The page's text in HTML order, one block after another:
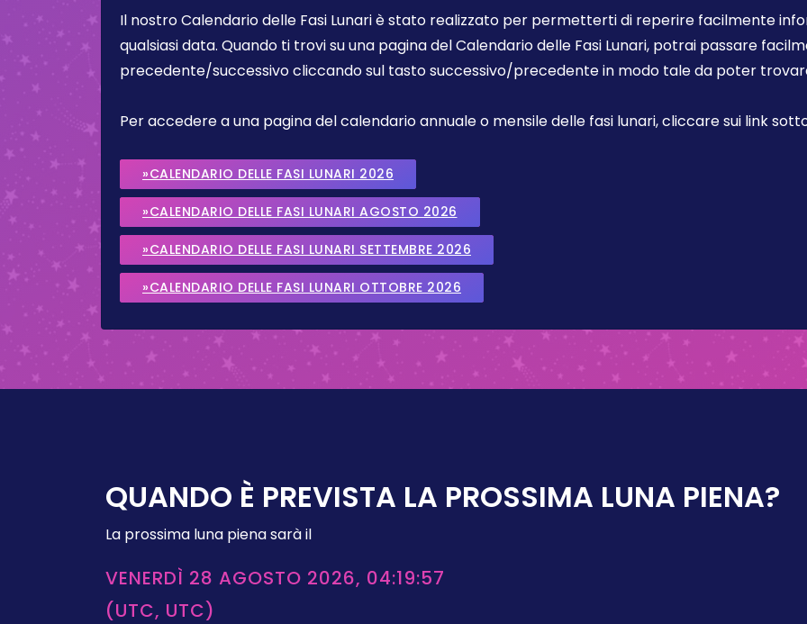
Il nostro Calendario delle Fasi Lunari è stato realizzato per permetterti di reperire facilmente
qualsiasi data. Quando ti trovi su una pagina del Calendario delle Fasi Lunari, potrai passare
precedente/successivo cliccando sul tasto successivo/precedente in modo tale da poter
Per accedere a una pagina del calendario annuale o mensile delle fasi lunari, cliccare sui link
»CALENDARIO DELLE FASI LUNARI 2026
»CALENDARIO DELLE FASI LUNARI AGOSTO 2026
»CALENDARIO DELLE FASI LUNARI SETTEMBRE 2026
»CALENDARIO DELLE FASI LUNARI OTTOBRE 2026
QUANDO È PREVISTA LA PROSSIMA LUNA PIENA?
La prossima luna piena sarà il
VENERDÌ 28 AGOSTO 2026, 04:19:57
(UTC, UTC)